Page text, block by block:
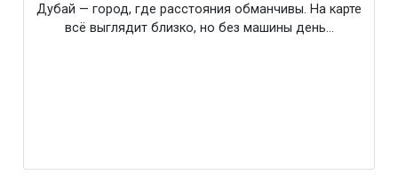
Дубай — город, где расстояния обманчивы. На карте
всё выглядит близко, но без машины день…